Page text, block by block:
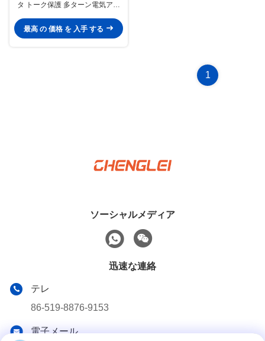
タ トーク保護 多ターン電気アク
最高 の 価格 を 入手 する
1
ソーシャルメディア
迅速な連絡
テレ
86-519-8876-9153
電子メール